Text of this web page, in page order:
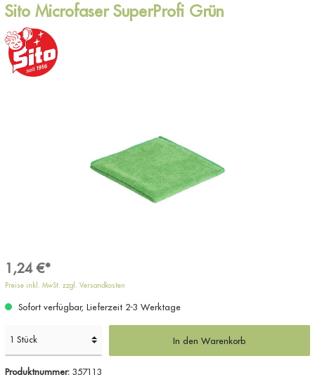
Sito Microfaser SuperProfi Grün
1,24 €*
Preise inkl. MwSt. zzgl. Versandkosten
Sofort verfügbar, Lieferzeit 2-3 Werktage
In den Warenkorb
Produktnummer: 357113